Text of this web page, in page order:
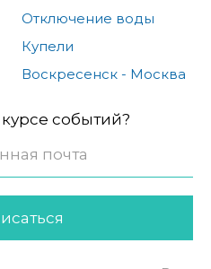
Отключение воды
Купели
Воскресенск - Москва
событий?